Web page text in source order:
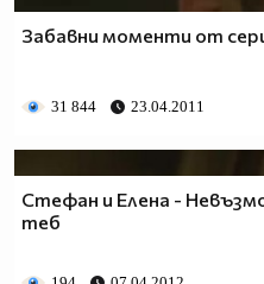
Забавни моменти от
31 844 23.04.2011
Стефан и Елена -
теб